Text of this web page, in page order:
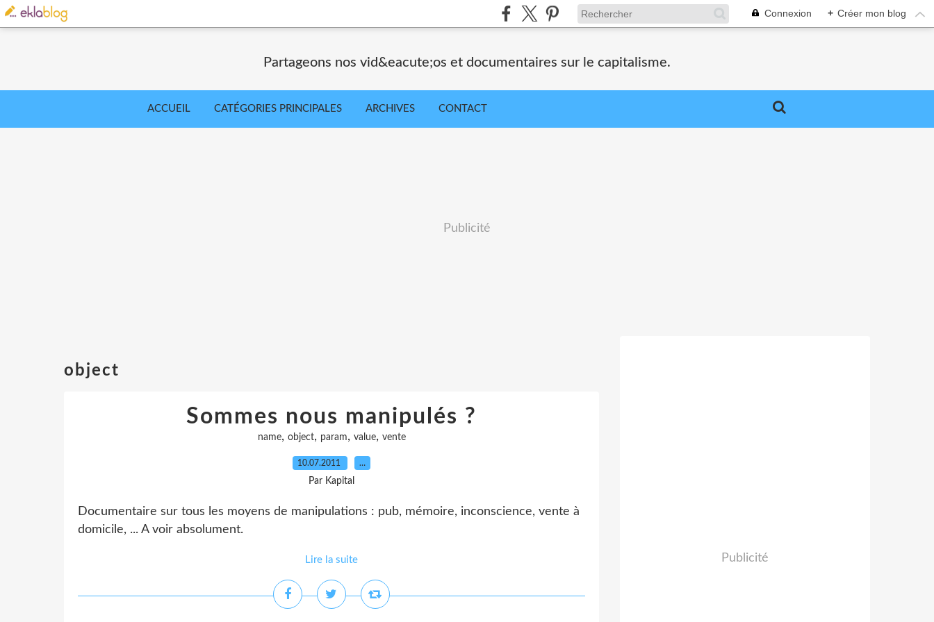
Connexion + Créer mon blog
Partageons nos vid&eacute;os et documentaires sur le capitalisme.
ACCUEIL CATÉGORIES PRINCIPALES ARCHIVES CONTACT
Publicité
object
Sommes nous manipulés ?
name, object, param, value, vente
10.07.2011 …
Par Kapital
Documentaire sur tous les moyens de manipulations : pub, mémoire, inconscience, vente à
domicile, ... A voir absolument.
Lire la suite Publicité